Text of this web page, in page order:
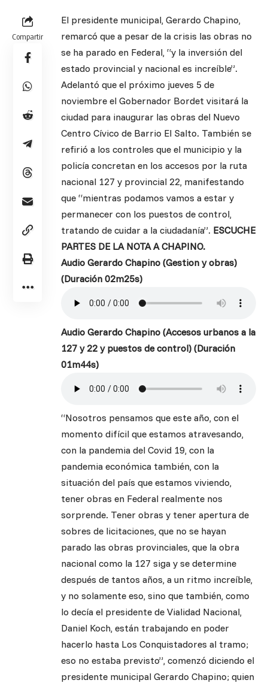
Compartir
El presidente municipal, Gerardo Chapino,
remarcó que a pesar de la crisis las obras no
se ha parado en Federal, “y la inversión del
estado provincial y nacional es increíble”.
Adelantó que el próximo jueves 5 de
noviembre el Gobernador Bordet visitará la
ciudad para inaugurar las obras del Nuevo
Centro Cívico de Barrio El Salto. También se
refirió a los controles que el municipio y la
policía concretan en los accesos por la ruta
nacional 127 y provincial 22, manifestando
que “mientras podamos vamos a estar y
permanecer con los puestos de control,
tratando de cuidar a la ciudadanía”. ESCUCHE
PARTES DE LA NOTA A CHAPINO.
Audio Gerardo Chapino (Gestion y obras)
(Duración 02m25s)
Audio Gerardo Chapino (Accesos urbanos a la
127 y 22 y puestos de control) (Duración
01m44s)
“Nosotros pensamos que este año, con el
momento difícil que estamos atravesando,
con la pandemia del Covid 19, con la
pandemia económica también, con la
situación del país que estamos viviendo,
tener obras en Federal realmente nos
sorprende. Tener obras y tener apertura de
sobres de licitaciones, que no se hayan
parado las obras provinciales, que la obra
nacional como la 127 siga y se determine
después de tantos años, a un ritmo increíble,
y no solamente eso, sino que también, como
lo decía el presidente de Vialidad Nacional,
Daniel Koch, están trabajando en poder
hacerlo hasta Los Conquistadores al tramo;
eso no estaba previsto”, comenzó diciendo el
presidente municipal Gerardo Chapino; quien